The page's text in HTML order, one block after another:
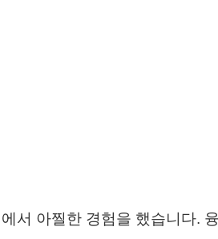
서 아찔한 경험을 했습니다.